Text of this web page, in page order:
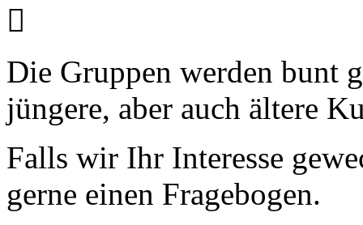

Die Gruppen werden bunt
jüngere, aber auch ältere
Falls wir Ihr Interesse
gerne einen Fragebogen.